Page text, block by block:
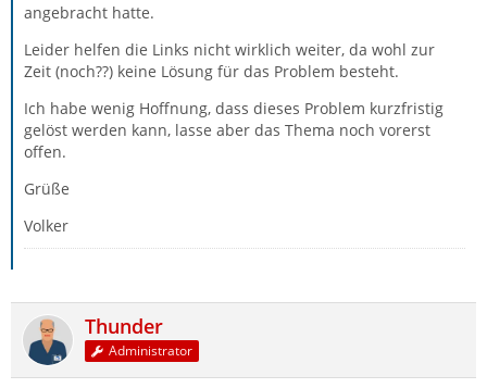
angebracht hatte.
Leider helfen die Links nicht wirklich weiter, da wohl zur
Zeit (noch??) keine Lösung für das Problem besteht.
Ich habe wenig Hoffnung, dass dieses Problem kurzfristig
gelöst werden kann, lasse aber das Thema noch vorerst
offen.
Grüße
Volker
Thunder
Administrator